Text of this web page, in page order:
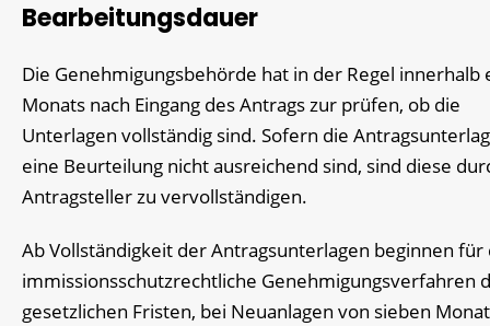
Bearbeitungsdauer
Die Genehmigungsbehörde hat in der Regel innerhalb
Monats nach Eingang des Antrags zur prüfen, ob die
Unterlagen vollständig sind. Sofern die
eine Beurteilung nicht ausreichend sind, sind diese
Antragsteller zu vervollständigen.
Ab Vollständigkeit der Antragsunterlagen beginnen für
immissionsschutzrechtliche Genehmigungsverfahren
gesetzlichen Fristen, bei Neuanlagen von sieben